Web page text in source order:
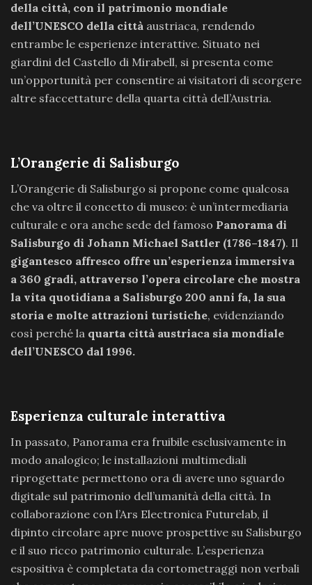
della città, con il patrimonio mondiale
dell’UNESCO della città austriaca, rendendo
entrambe le esperienze interattive. Situato nei
giardini del Castello di Mirabell, si presenta come
un’opportunità per consentire ai visitatori di scorgere
altre sfaccettature della quarta città dell’Austria.
L’Orangerie di Salisburgo
L’Orangerie di Salisburgo si propone come qualcosa
che va oltre il concetto di museo: è un’intermediaria
culturale e ora anche sede del famoso Panorama di
Salisburgo di Johann Michael Sattler (1786–1847). Il
gigantesco affresco offre un’esperienza immersiva
a 360 gradi, attraverso l’opera circolare che mostra
la vita quotidiana a Salisburgo 200 anni fa, la sua
storia e molte attrazioni turistiche, evidenziando
così perché la quarta città austriaca sia mondiale
dell’UNESCO dal 1996.
Esperienza culturale interattiva
In passato, Panorama era fruibile esclusivamente in
modo analogico; le installazioni multimediali
riprogettate permettono ora di avere uno sguardo
digitale sul patrimonio dell’umanità della città. In
collaborazione con l’Ars Electronica Futurelab, il
dipinto circolare apre nuove prospettive su Salisburgo
e il suo ricco patrimonio culturale. L’esperienza
espositiva è completata da cortometraggi non verbali